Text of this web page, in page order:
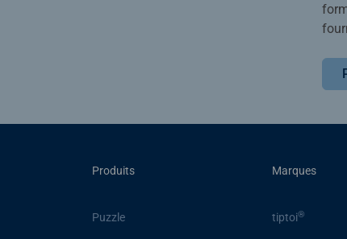
Produits
Puzzle
Marques
tiptoi®